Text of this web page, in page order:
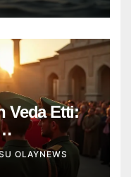
Veda Etti:
OLAYNEWS